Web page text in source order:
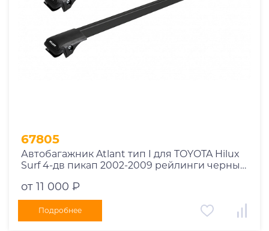
67805
Автобагажник Atlant тип I для TOYOTA Hilux
Surf 4-дв пикап 2002-2009 рейлинги черные
от 11 000 ₽
Подробнее